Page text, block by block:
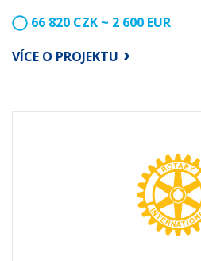
66 820 CZK ~ 2 600 EUR
VÍCE O PROJEKTU